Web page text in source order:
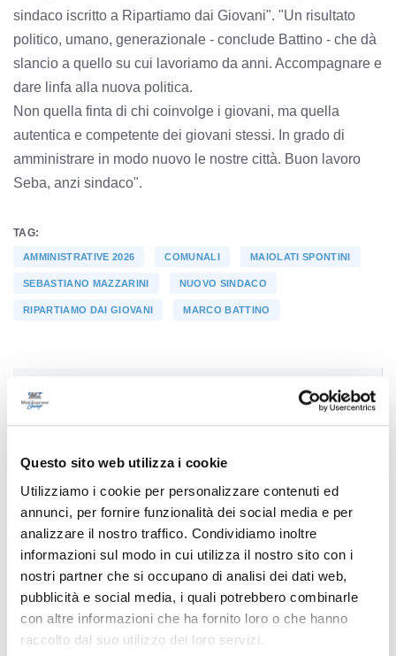
Questo sito web utilizza i cookie
Utilizziamo i cookie per personalizzare contenuti ed
annunci, per fornire funzionalità dei social media e per
analizzare il nostro traffico. Condividiamo inoltre
informazioni sul modo in cui utilizza il nostro sito con i
nostri partner che si occupano di analisi dei dati web,
pubblicità e social media, i quali potrebbero combinarle
con altre informazioni che ha fornito loro o che hanno
raccolto dal suo utilizzo dei loro servizi.
sindaco iscritto a Ripartiamo dai Giovani". "Un risultato
politico, umano, generazionale - conclude Battino - che dà
slancio a quello su cui lavoriamo da anni. Accompagnare e
dare linfa alla nuova politica.
Non quella finta di chi coinvolge i giovani, ma quella
autentica e competente dei giovani stessi. In grado di
amministrare in modo nuovo le nostre città. Buon lavoro
Seba, anzi sindaco".
TAG:
AMMINISTRATIVE 2026 COMUNALI MAIOLATI SPONTINI
SEBASTIANO MAZZARINI NUOVO SINDACO
RIPARTIAMO DAI GIOVANI MARCO BATTINO
Il civico Alberto Maria Scarfini eletto sindaco di Fermo
Successivo
Netto vantaggio di Legnini a Chieti col centrodestra
diviso,ma è ballottaggio
Tutti gli articoli